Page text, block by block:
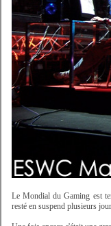
Le Mondial du Gaming est
resté en suspend plusieurs